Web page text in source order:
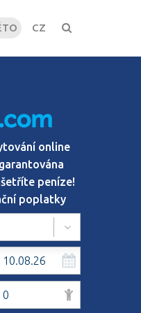
ZIMA
CZ
online
peníze!
poplatky